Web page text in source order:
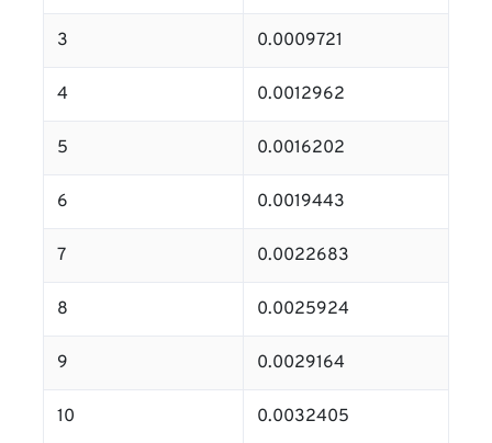
3 0.0009721
4 0.0012962
5 0.0016202
6 0.0019443
7 0.0022683
8 0.0025924
9 0.0029164
10 0.0032405